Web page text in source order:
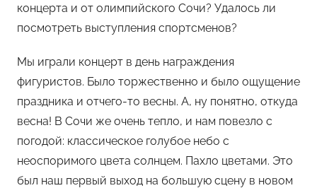
концерта и от олимпийского Сочи? Удалось ли
посмотреть выступления спортсменов?
Мы играли концерт в день награждения
фигуристов. Было торжественно и было ощущение
праздника и отчего-то весны. А, ну понятно, откуда
весна! В Сочи же очень тепло, и нам повезло с
погодой: классическое голубое небо с
неоспоримого цвета солнцем. Пахло цветами. Это
был наш первый выход на большую сцену в новом